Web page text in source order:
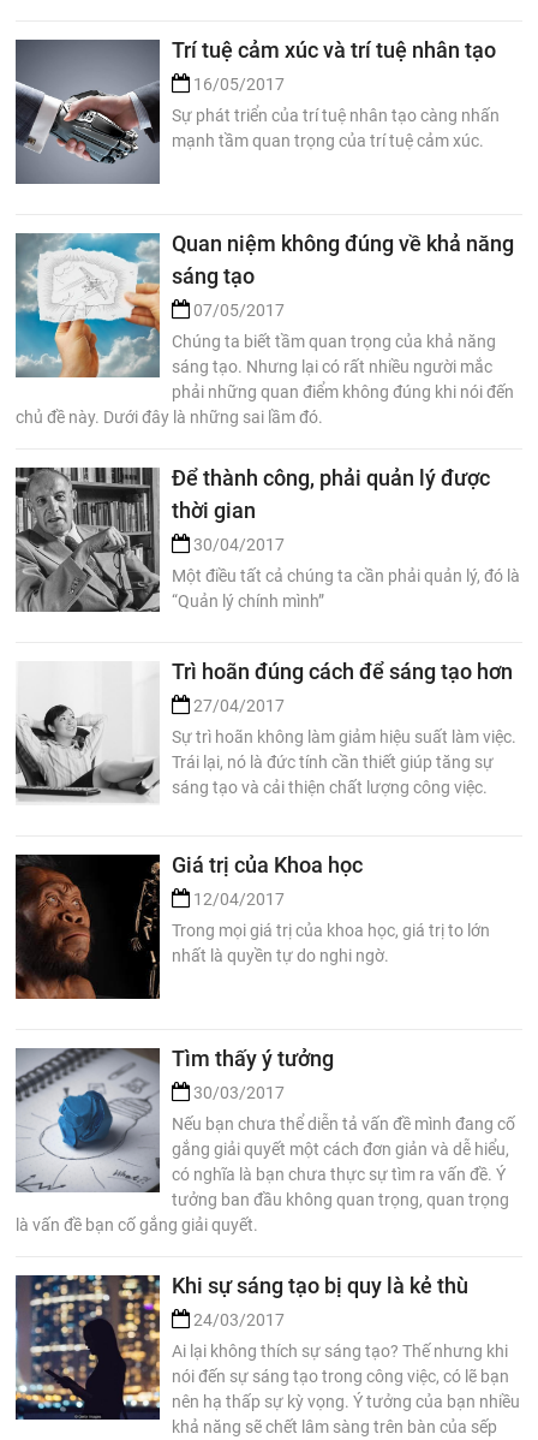
Trí tuệ cảm xúc và trí tuệ nhân tạo
16/05/2017
Sự phát triển của trí tuệ nhân tạo càng nhấn
mạnh tầm quan trọng của trí tuệ cảm xúc.
Quan niệm không đúng về khả năng
sáng tạo
07/05/2017
Chúng ta biết tầm quan trọng của khả năng
sáng tạo. Nhưng lại có rất nhiều người mắc
phải những quan điểm không đúng khi nói đến
chủ đề này. Dưới đây là những sai lầm đó.
Để thành công, phải quản lý được
thời gian
30/04/2017
Một điều tất cả chúng ta cần phải quản lý, đó là
“Quản lý chính mình”
Trì hoãn đúng cách để sáng tạo hơn
27/04/2017
Sự trì hoãn không làm giảm hiệu suất làm việc.
Trái lại, nó là đức tính cần thiết giúp tăng sự
sáng tạo và cải thiện chất lượng công việc.
Giá trị của Khoa học
12/04/2017
Trong mọi giá trị của khoa học, giá trị to lớn
nhất là quyền tự do nghi ngờ.
Tìm thấy ý tưởng
30/03/2017
Nếu bạn chưa thể diễn tả vấn đề mình đang cố
gắng giải quyết một cách đơn giản và dễ hiểu,
có nghĩa là bạn chưa thực sự tìm ra vấn đề. Ý
tưởng ban đầu không quan trọng, quan trọng
là vấn đề bạn cố gắng giải quyết.
Khi sự sáng tạo bị quy là kẻ thù
24/03/2017
Ai lại không thích sự sáng tạo? Thế nhưng khi
nói đến sự sáng tạo trong công việc, có lẽ bạn
nên hạ thấp sự kỳ vọng. Ý tưởng của bạn nhiều
khả năng sẽ chết lâm sàng trên bàn của sếp